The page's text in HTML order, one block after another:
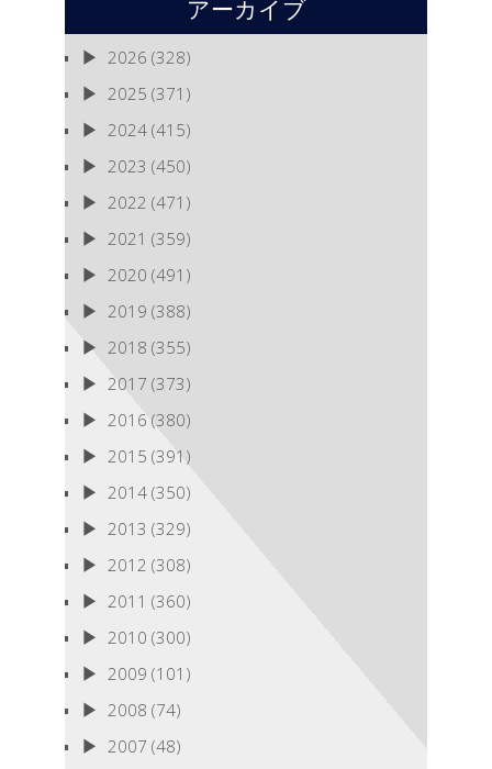
アーカイブ
2026 (328)
2025 (371)
2024 (415)
2023 (450)
2022 (471)
2021 (359)
2020 (491)
2019 (388)
2018 (355)
2017 (373)
2016 (380)
2015 (391)
2014 (350)
2013 (329)
2012 (308)
2011 (360)
2010 (300)
2009 (101)
2008 (74)
2007 (48)